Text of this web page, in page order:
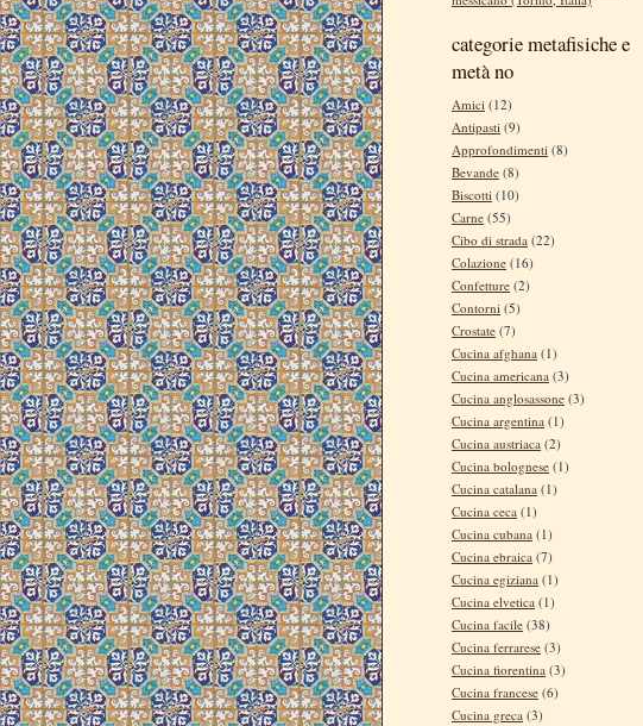
categorie metafisiche e
metà no
Amici (12)
Antipasti (9)
Approfondimenti (8)
Bevande (8)
Biscotti (10)
Carne (55)
Cibo di strada (22)
Colazione (16)
Confetture (2)
Contorni (5)
Crostate (7)
Cucina afghana (1)
Cucina americana (3)
Cucina anglosassone (3)
Cucina argentina (1)
Cucina austriaca (2)
Cucina bolognese (1)
Cucina catalana (1)
Cucina ceca (1)
Cucina cubana (1)
Cucina ebraica (7)
Cucina egiziana (1)
Cucina elvetica (1)
Cucina facile (38)
Cucina ferrarese (3)
Cucina fiorentina (3)
Cucina francese (6)
Cucina greca (3)